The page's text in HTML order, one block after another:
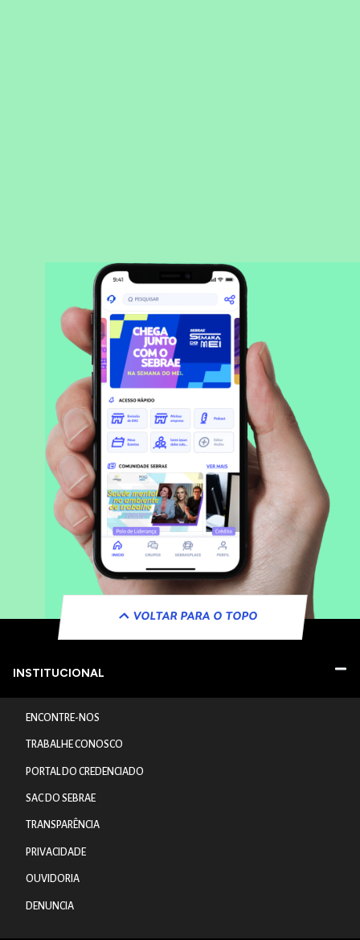
VOLTAR PARA O TOPO
INSTITUCIONAL
ENCONTRE-NOS
TRABALHE CONOSCO
PORTAL DO CREDENCIADO
SAC DO SEBRAE
TRANSPARÊNCIA
PRIVACIDADE
OUVIDORIA
DENUNCIA